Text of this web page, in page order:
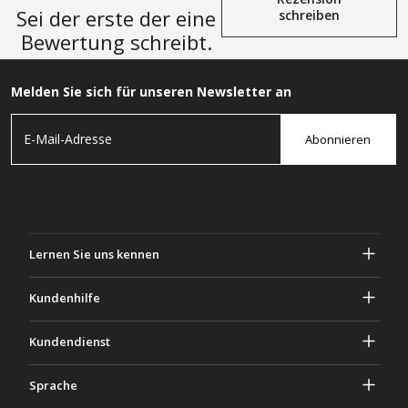
Sei der erste der eine
Bewertung schreibt.
schreiben
Melden Sie sich für unseren Newsletter an
Abonnieren
Lernen Sie uns kennen
Geschäftsbedingungen
Kundenhilfe
Kontaktiere uns
Kundendienst
Sprache